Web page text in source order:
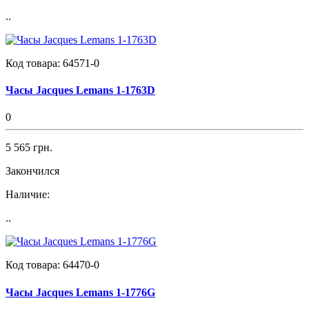
..
Код товара: 64571-0
Часы Jacques Lemans 1-1763D
0
5 565 грн.
Закончился
Наличие:
..
Код товара: 64470-0
Часы Jacques Lemans 1-1776G